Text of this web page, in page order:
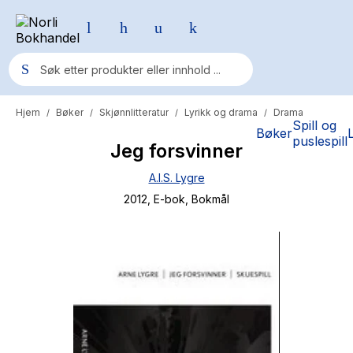
BøkerSpill og
puslespill
Populære søk
Fury Bound - Sable Sorensen
Elizabeth Strout
Hypopressiv trening
Hjem / Bøker / Skjønnlitteratur / Lyrikk og drama / Drama
Jeg forsvinner
A.I.S. Lygre
2012 , E-bok , Bokmål